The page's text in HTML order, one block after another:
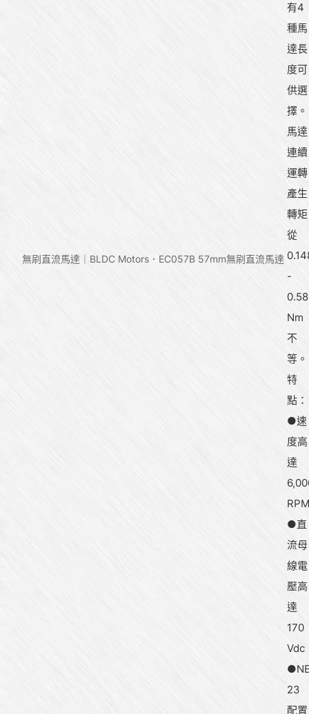
無刷直流馬達｜BLDC Motors EC057B 57mm無刷直流馬達
有4
種馬
達長
度可
供選
擇。
馬達
連續
運轉
產生
轉矩
從
-
Nm
不
等。
特
點：
●速
度高
達
RPM
●直
流母
線電
壓高
達
170
Vdc
23
配置